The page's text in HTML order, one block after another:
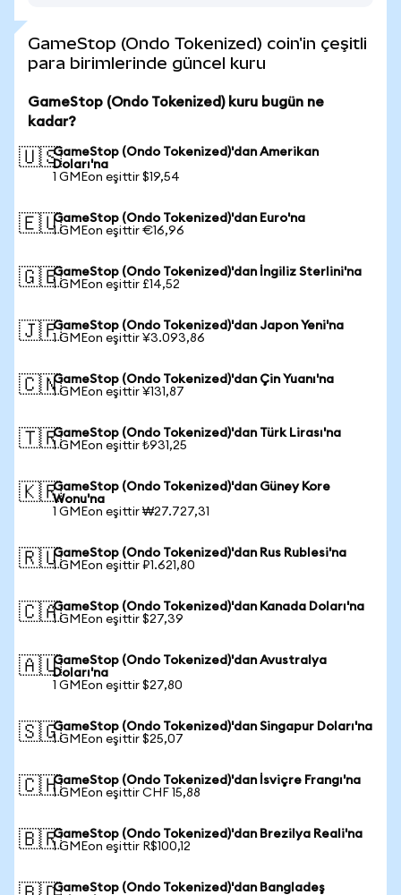
GameStop (Ondo Tokenized) coin'in çeşitli
para birimlerinde güncel kuru
GameStop (Ondo Tokenized) kuru bugün ne
kadar?
🇺🇸GameStop (Ondo Tokenized)'dan Amerikan
Doları'na
1 GMEon eşittir $19,54
🇪🇺GameStop (Ondo Tokenized)'dan Euro'na
1 GMEon eşittir €16,96
🇬🇧GameStop (Ondo Tokenized)'dan İngiliz Sterlini'na
1 GMEon eşittir £14,52
🇯🇵GameStop (Ondo Tokenized)'dan Japon Yeni'na
1 GMEon eşittir ¥3.093,86
🇨🇳GameStop (Ondo Tokenized)'dan Çin Yuanı'na
1 GMEon eşittir ¥131,87
🇹🇷GameStop (Ondo Tokenized)'dan Türk Lirası'na
1 GMEon eşittir ₺931,25
🇰🇷GameStop (Ondo Tokenized)'dan Güney Kore
Wonu'na
1 GMEon eşittir ₩27.727,31
🇷🇺GameStop (Ondo Tokenized)'dan Rus Rublesi'na
1 GMEon eşittir ₽1.621,80
🇨🇦GameStop (Ondo Tokenized)'dan Kanada Doları'na
1 GMEon eşittir $27,39
🇦🇺GameStop (Ondo Tokenized)'dan Avustralya
Doları'na
1 GMEon eşittir $27,80
🇸🇬GameStop (Ondo Tokenized)'dan Singapur Doları'na
1 GMEon eşittir $25,07
🇨🇭GameStop (Ondo Tokenized)'dan İsviçre Frangı'na
1 GMEon eşittir CHF 15,88
🇧🇷GameStop (Ondo Tokenized)'dan Brezilya Reali'na
1 GMEon eşittir R$100,12
GameStop (Ondo Tokenized)'dan Bangladeş